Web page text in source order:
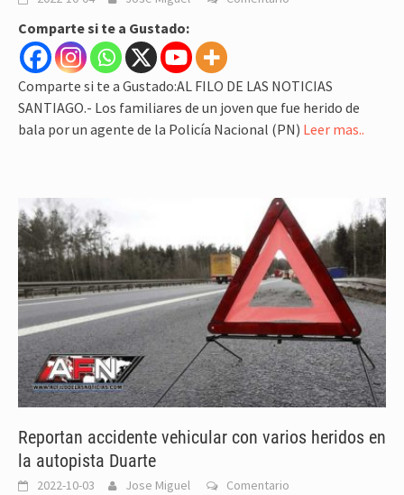
Comparte si te a Gustado:
Comparte si te a Gustado:AL FILO DE LAS NOTICIAS
SANTIAGO.- Los familiares de un joven que fue herido de
bala por un agente de la Policía Nacional (PN) Leer mas..
Reportan accidente vehicular con varios heridos en
la autopista Duarte
2022-10-03 Jose Miguel Comentario